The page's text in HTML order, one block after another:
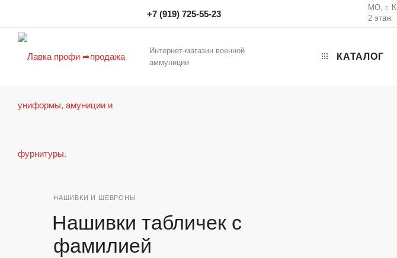
+7 (919) 725-55-23
МО, г.
2 этаж
Интернет-магазин военной
аммуниции
КАТАЛОГ
НАШИВКИ И ШЕВРОНЫ
Нашивки табличек с
фамилией